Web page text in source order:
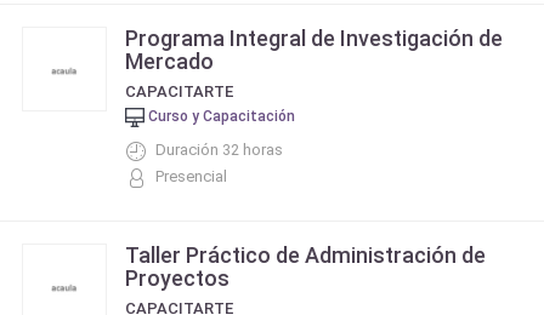
Programa Integral de Investigación de
Mercado
CAPACITARTE
Curso y Capacitación
Duración 32 horas
Presencial
Taller Práctico de Administración de
Proyectos
CAPACITARTE